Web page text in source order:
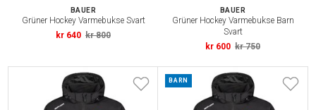
BAUER
Grüner Hockey Varmebukse Svart
kr 640 kr 800
BAUER
Grüner Hockey Varmebukse Barn
Svart
kr 600 kr 750
BARN